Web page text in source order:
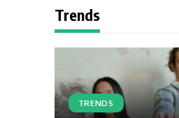
Trends
TRENDS